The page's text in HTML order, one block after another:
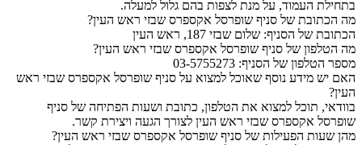
בתחילת העמוד, על מנת לצפות בהם גלול למעלה.
מה הכתובת של סניף שופרסל אקספרס שבזי ראש העין?
הכתובת של הסניף: שלום שבזי 187, ראש העין
מה הטלפון של סניף שופרסל אקספרס שבזי ראש העין?
מספר הטלפון של הסניף: 03-5755273
האם יש מידע נוסף שאוכל למצוא על סניף שופרסל אקספרס שבזי ראש
העין?
בוודאי, תוכל למצוא את הטלפון, כתובת ושעות הפתיחה של סניף
שופרסל אקספרס שבזי ראש העין לצורך הגעה ויצירת קשר.
מהן שעות הפעילות של סניף שופרסל אקספרס שבזי ראש העין?